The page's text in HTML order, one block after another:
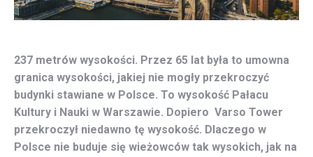
237 metrów wysokości. Przez 65 lat była to umowna
granica wysokości, jakiej nie mogły przekroczyć
budynki stawiane w Polsce. To wysokość Pałacu
Kultury i Nauki w Warszawie. Dopiero Varso Tower
przekroczył niedawno tę wysokość. Dlaczego w
Polsce nie buduje się wieżowców tak wysokich, jak na